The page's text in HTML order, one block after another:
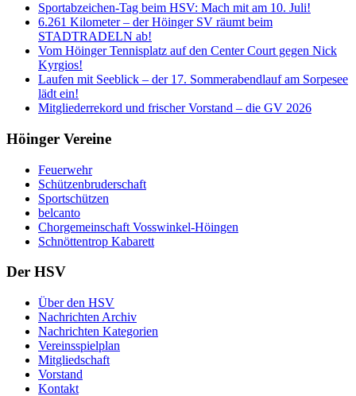
Sportabzeichen-Tag beim HSV: Mach mit am 10. Juli!
6.261 Kilometer – der Höinger SV räumt beim
STADTRADELN ab!
Vom Höinger Tennisplatz auf den Center Court gegen Nick
Kyrgios!
Laufen mit Seeblick – der 17. Sommerabendlauf am Sorpesee
lädt ein!
Mitgliederrekord und frischer Vorstand – die GV 2026
Höinger Vereine
Feuerwehr
Schützenbruderschaft
Sportschützen
belcanto
Chorgemeinschaft Vosswinkel-Höingen
Schnöttentrop Kabarett
Der HSV
Über den HSV
Nachrichten Archiv
Nachrichten Kategorien
Vereinsspielplan
Mitgliedschaft
Vorstand
Kontakt